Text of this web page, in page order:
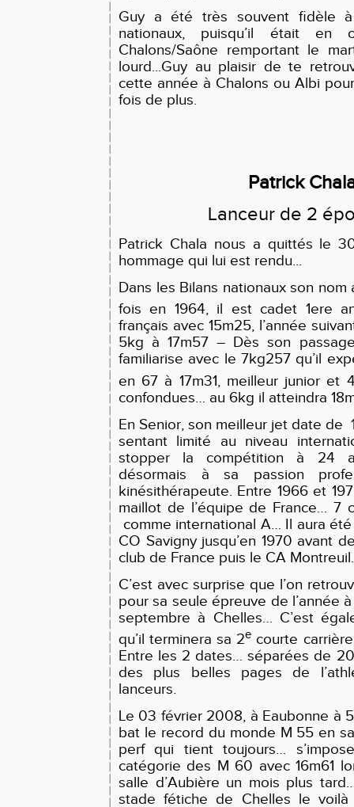
Guy a été très souvent fidèle à
nationaux, puisqu’il était en
Chalons/Saône remportant le
lourd...Guy au plaisir de te
cette année à Chalons ou Albi
fois de plus.
Patrick
Lanceur de 2
Patrick Chala nous a quittés le
hommage qui lui est rendu...
Dans les Bilans nationaux son nom
fois en 1964, il est cadet 1ere
français avec 15m25, l’année
5kg à 17m57 – Dès son
familiarise avec le 7kg257 qu’il
en 67 à 17m31, meilleur junior et
confondues… au 6kg il atteindra
En Senior, son meilleur jet date de
sentant limité au niveau
stopper la compétition à 24
désormais à sa passion
kinésithérapeute. Entre 1966 et
maillot de l’équipe de France… 7
comme international A… Il aura
CO Savigny jusqu’en 1970 avant
club de France puis le CA Montreuil.
C’est avec surprise que l’on
pour sa seule épreuve de l’année
septembre à Chelles… C’est
qu’il terminera sa 2e courte
Entre les 2 dates… séparées de
des plus belles pages de
lanceurs.
Le 03 février 2008, à Eaubonne à
bat le record du monde M 55 en
perf qui tient toujours…
catégorie des M 60 avec 16m61
salle d’Aubière un mois plus
stade fétiche de Chelles le